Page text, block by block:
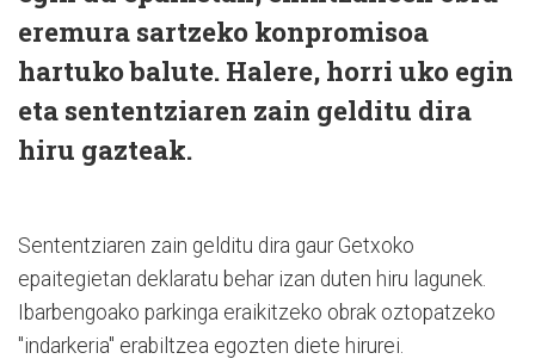
eremura sartzeko konpromisoa
hartuko balute. Halere, horri uko egin
eta sententziaren zain gelditu dira
hiru gazteak.
Sententziaren zain gelditu dira gaur Getxoko
epaitegietan deklaratu behar izan duten hiru lagunek.
Ibarbengoako parkinga eraikitzeko obrak oztopatzeko
"indarkeria" erabiltzea egozten diete hirurei.